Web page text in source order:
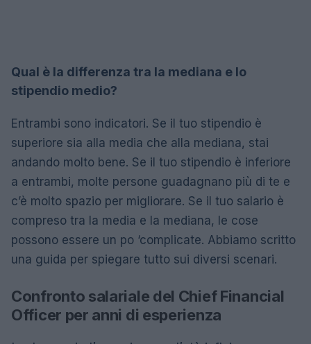
Qual è la differenza tra la mediana e lo
stipendio medio?
Entrambi sono indicatori. Se il tuo stipendio è
superiore sia alla media che alla mediana, stai
andando molto bene. Se il tuo stipendio è inferiore
a entrambi, molte persone guadagnano più di te e
c’è molto spazio per migliorare. Se il tuo salario è
compreso tra la media e la mediana, le cose
possono essere un po ‘complicate. Abbiamo scritto
una guida per spiegare tutto sui diversi scenari.
Confronto salariale del Chief Financial
Officer per anni di esperienza